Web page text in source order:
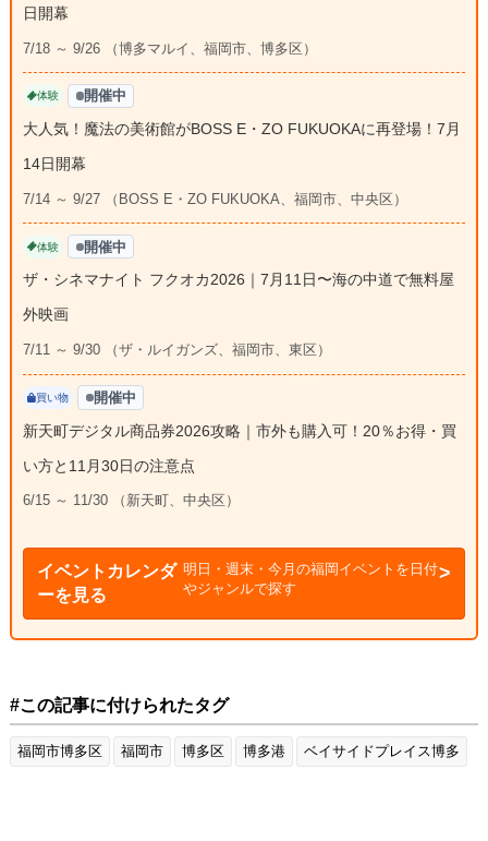
日開幕
7/18 ～ 9/26 （博多マルイ、福岡市、博多区）
体験 開催中
大人気！魔法の美術館がBOSS E・ZO FUKUOKAに再登場！7月
14日開幕
7/14 ～ 9/27 （BOSS E・ZO FUKUOKA、福岡市、中央区）
体験 開催中
ザ・シネマナイト フクオカ2026｜7月11日〜海の中道で無料屋
外映画
7/11 ～ 9/30 （ザ・ルイガンズ、福岡市、東区）
買い物 開催中
新天町デジタル商品券2026攻略｜市外も購入可！20％お得・買
い方と11月30日の注意点
6/15 ～ 11/30 （新天町、中央区）
イベントカレンダ
ーを見る
明日・週末・今月の福岡イベントを日付
やジャンルで探す
#この記事に付けられたタグ
福岡市博多区 福岡市 博多区 博多港 ベイサイドプレイス博多